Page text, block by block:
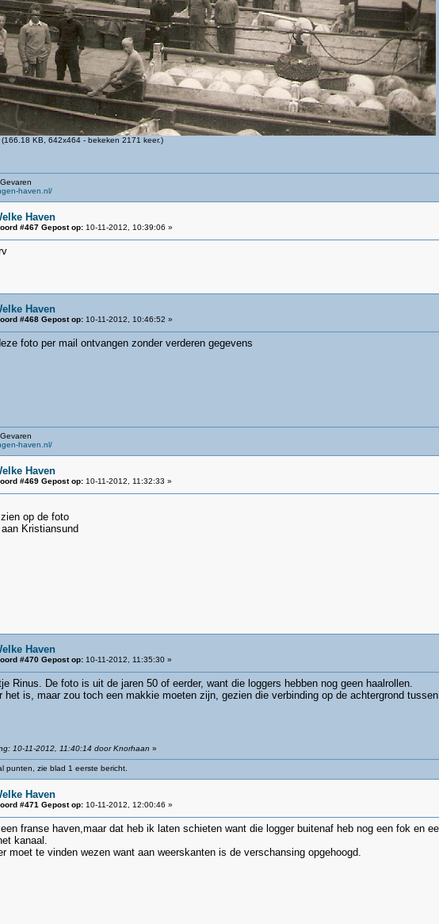
(166.18 KB, 642x464 - bekeken 2171 keer.)
haven.nl/
Haven
#467 Gepost op:10-11-2012, 10:39:06 »
Haven
#468 Gepost op:10-11-2012, 10:46:52 »
foto per mail ontvangen zonder verderen gegevens
haven.nl/
Haven
#469 Gepost op:10-11-2012, 11:32:33 »
op de foto
Kristiansund
Haven
#470 Gepost op:10-11-2012, 11:35:30 »
Rinus. De foto is uit de jaren 50 of eerder, want die loggers hebben nog geen haalrollen.
het is, maar zou toch een makkie moeten zijn, gezien die verbinding op de achtergrond
10-11-2012, 11:40:14 door Knorhaan »
punten, zie blad 1 eerste bericht.
Haven
#471 Gepost op:10-11-2012, 12:00:46 »
franse haven,maar dat heb ik laten schieten want die logger buitenaf heb nog een fok en
kanaal.
moet te vinden wezen want aan weerskanten is de verschansing opgehoogd.